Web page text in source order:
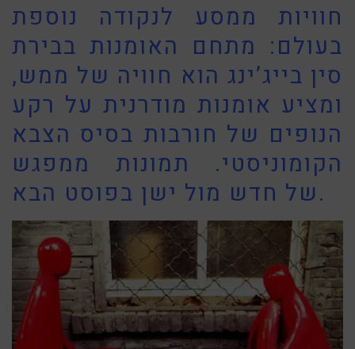
חוויות ממסע לנקודה נוספת
בעולם: מתחם האומנות בבירת
סין בייג’ינג הוא חוויה של ממש,
ומציע אומנות מודרנית על רקע
הנופים של חורבות בסיס הצבא
הקומוניסטי. תמונות ממפגש
של חדש מול ישן בפוסט הבא.